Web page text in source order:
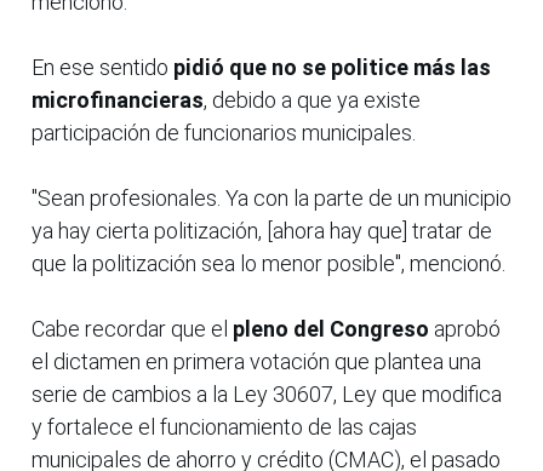
En ese sentido pidió que no se politice más las
microfinancieras, debido a que ya existe
participación de funcionarios municipales.
"Sean profesionales. Ya con la parte de un municipio
ya hay cierta politización, [ahora hay que] tratar de
que la politización sea lo menor posible", mencionó.
Cabe recordar que el pleno del Congreso aprobó
el dictamen en primera votación que plantea una
serie de cambios a la Ley 30607, Ley que modifica
y fortalece el funcionamiento de las cajas
municipales de ahorro y crédito (CMAC), el pasado